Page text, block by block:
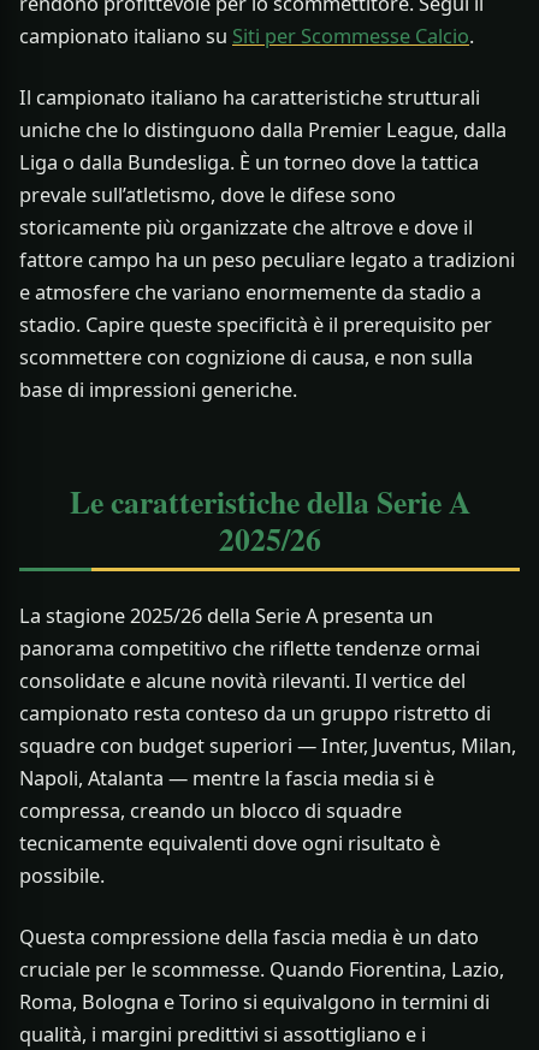
campionato italiano su Siti per Scommesse Calcio.
Il campionato italiano ha caratteristiche strutturali
uniche che lo distinguono dalla Premier League, dalla
Liga o dalla Bundesliga. È un torneo dove la tattica
prevale sull’atletismo, dove le difese sono
storicamente più organizzate che altrove e dove il
fattore campo ha un peso peculiare legato a tradizioni
e atmosfere che variano enormemente da stadio a
stadio. Capire queste specificità è il prerequisito per
scommettere con cognizione di causa, e non sulla
base di impressioni generiche.
Le caratteristiche della Serie A
2025/26
La stagione 2025/26 della Serie A presenta un
panorama competitivo che riflette tendenze ormai
consolidate e alcune novità rilevanti. Il vertice del
campionato resta conteso da un gruppo ristretto di
squadre con budget superiori — Inter, Juventus, Milan,
Napoli, Atalanta — mentre la fascia media si è
compressa, creando un blocco di squadre
tecnicamente equivalenti dove ogni risultato è
possibile.
Questa compressione della fascia media è un dato
cruciale per le scommesse. Quando Fiorentina, Lazio,
Roma, Bologna e Torino si equivalgono in termini di
qualità, i margini predittivi si assottigliano e i